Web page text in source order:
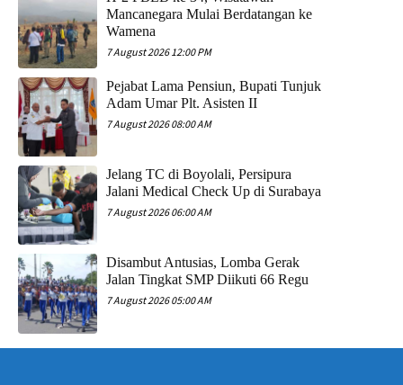
Mancanegara Mulai Berdatangan ke
Wamena
7 August 2026 12:00 PM
Pejabat Lama Pensiun, Bupati Tunjuk
Adam Umar Plt. Asisten II
7 August 2026 08:00 AM
Jelang TC di Boyolali, Persipura
Jalani Medical Check Up di Surabaya
7 August 2026 06:00 AM
Disambut Antusias, Lomba Gerak
Jalan Tingkat SMP Diikuti 66 Regu
7 August 2026 05:00 AM